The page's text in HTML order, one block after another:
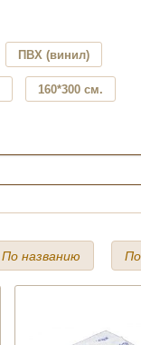
ПВХ (винил)
160*300 см.
По названию